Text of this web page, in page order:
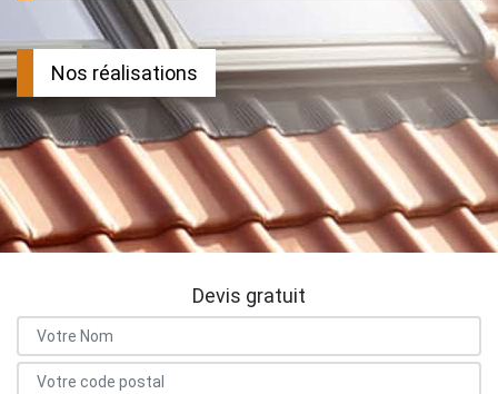
Nos réalisations
Devis gratuit